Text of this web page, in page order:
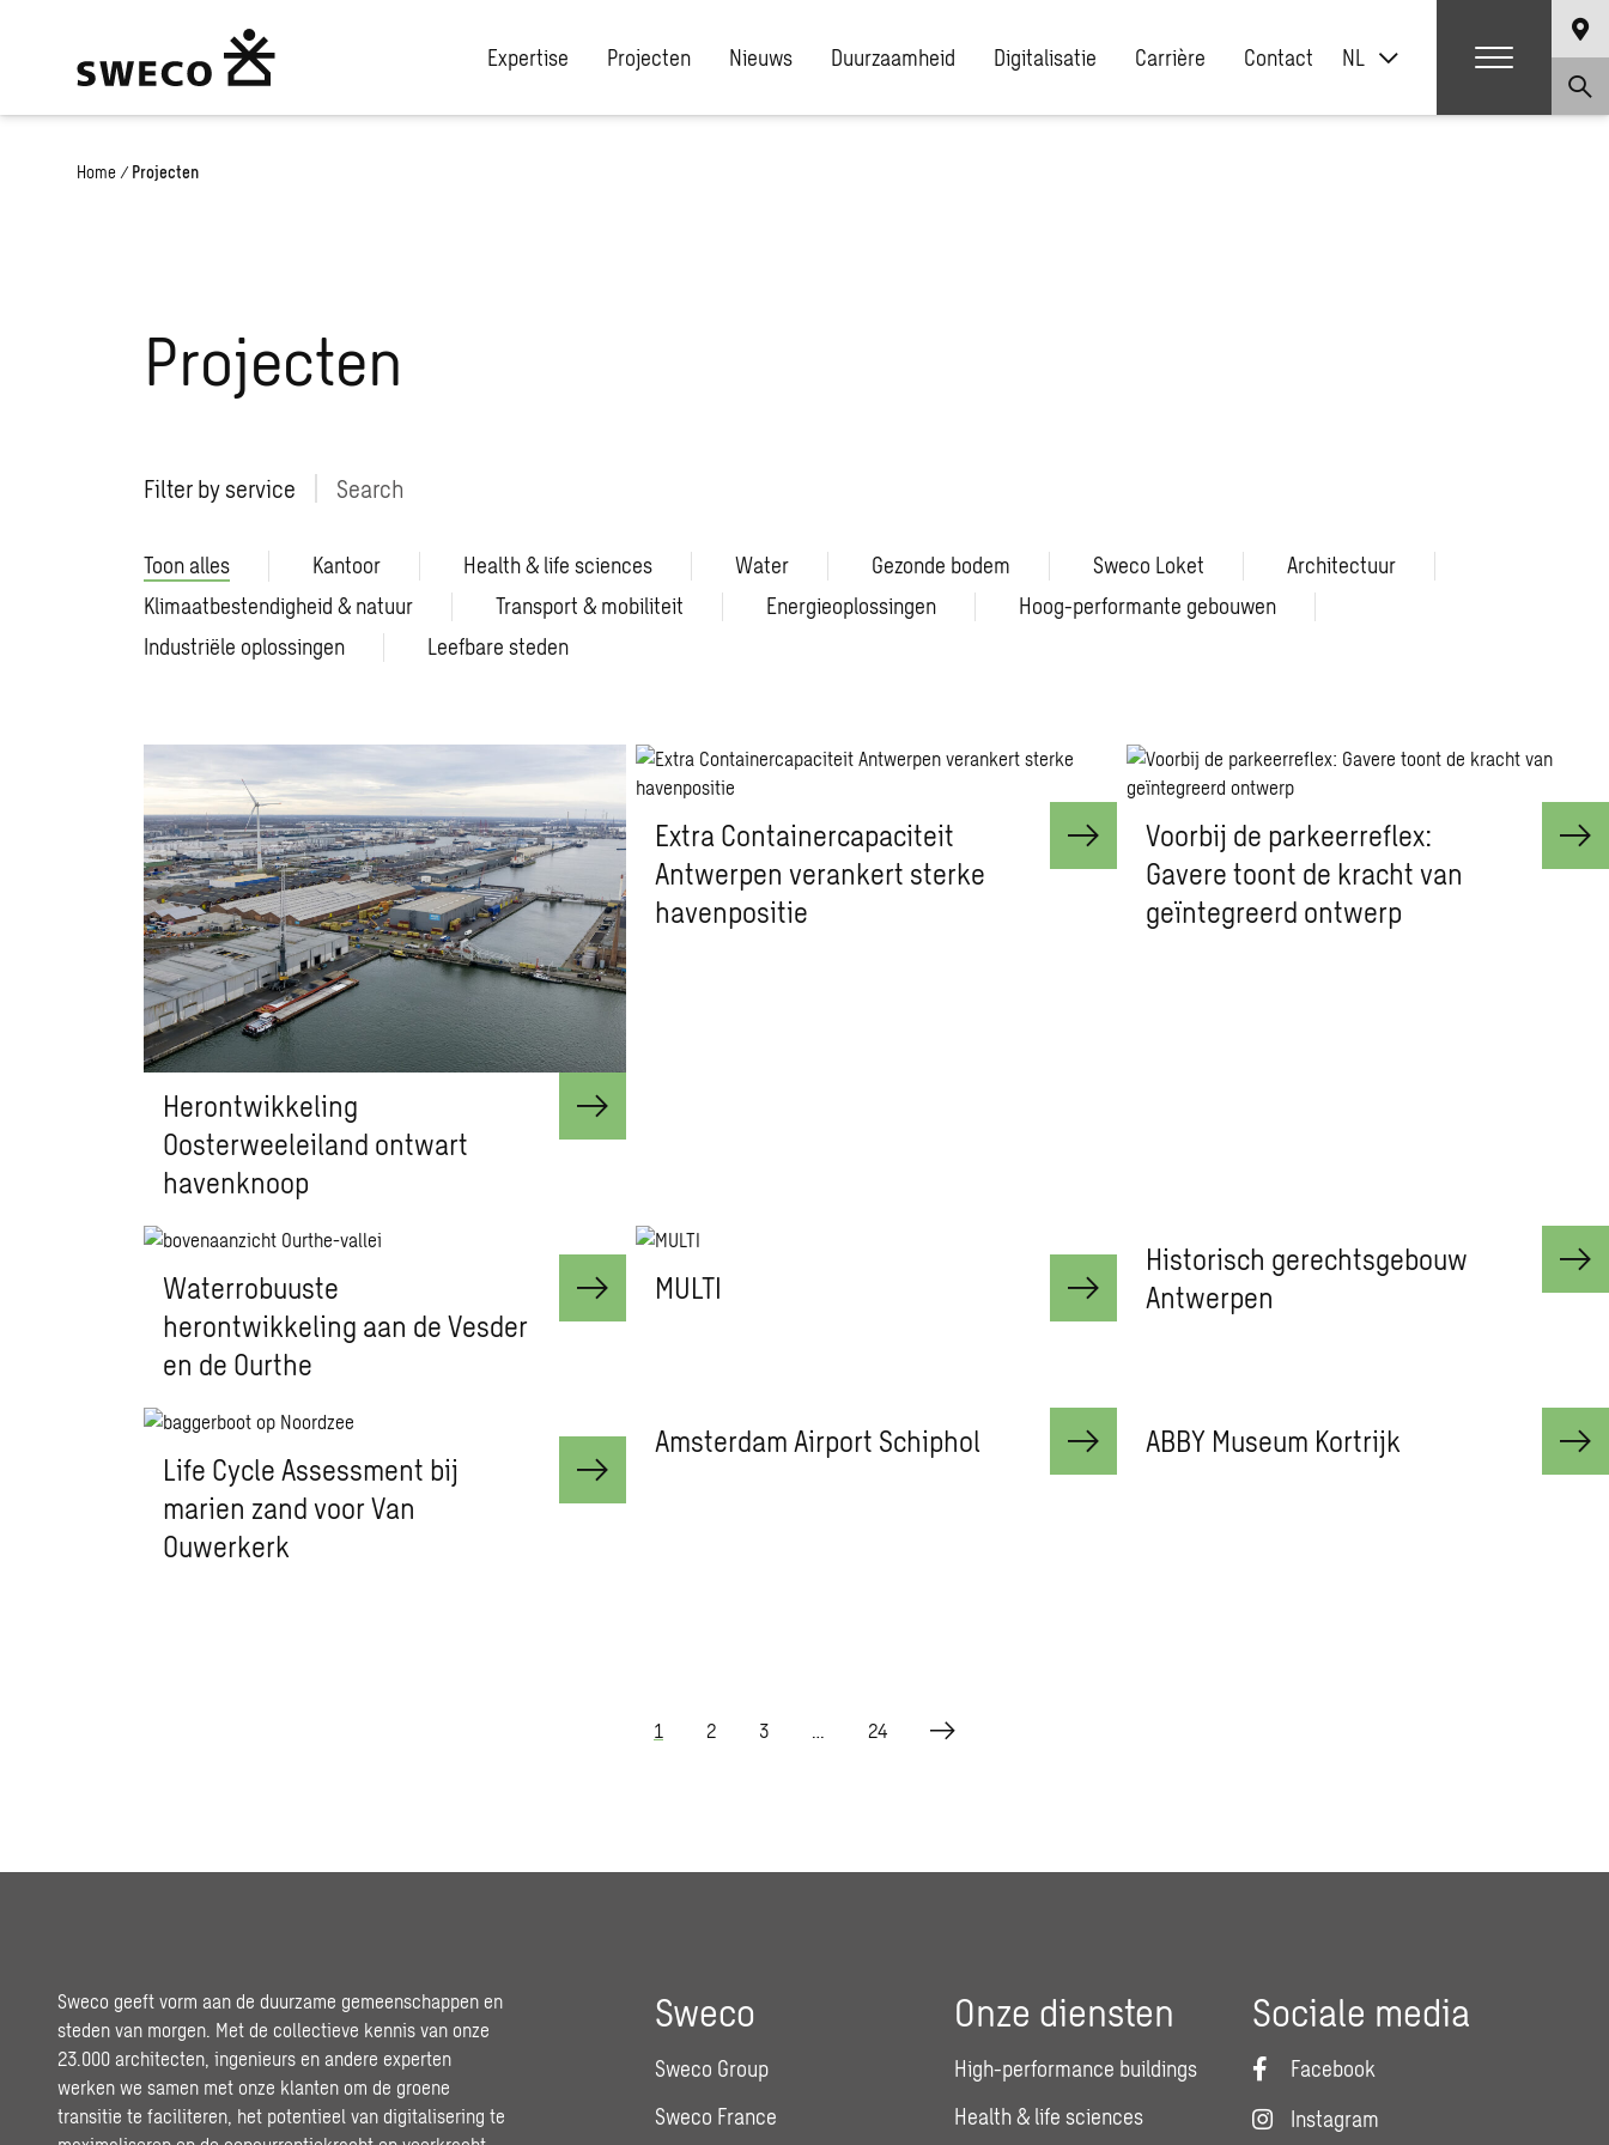
Expertise Projecten Nieuws Duurzaamheid Digitalisatie Carrière Contact NL
Home / Projecten
Projecten
Filter by service Search
Toon alles Kantoor Health & life sciences Water Gezonde bodem Sweco Loket
Architectuur
Klimaatbestendigheid & natuur
Transport & mobiliteit Energieoplossingen
Hoog-performante gebouwen
Industriële oplossingen
Leefbare steden
Herontwikkeling
Oosterweeleiland ontwart
havenknoop
Extra Containercapaciteit
Antwerpen verankert sterke
havenpositie
Voorbij de parkeerreflex:
Gavere toont de kracht van
geïntegreerd ontwerp
Waterrobuuste
herontwikkeling aan de Vesder
en de Ourthe
MULTI
Historisch gerechtsgebouw
Antwerpen
Life Cycle Assessment bij
marien zand voor Van
Ouwerkerk
Amsterdam Airport Schiphol ABBY Museum Kortrijk
1 2 3 24
Sweco geeft vorm aan de duurzame gemeenschappen en
steden van morgen. Met de collectieve kennis van onze
23.000 architecten, ingenieurs en andere experten
werken we samen met onze klanten om de groene
transitie te faciliteren, het potentieel van digitalisering te
Sweco
Sweco Group
Sweco France
Onze diensten
High-performance buildings
Health & life sciences
Sociale media
Facebook
Instagram